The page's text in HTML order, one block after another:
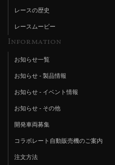
レースの歴史
レースムービー
Information
お知らせ一覧
お知らせ - 製品情報
お知らせ - イベント情報
お知らせ - その他
開発車両募集
コラボレート自動販売機のご案内
注文方法